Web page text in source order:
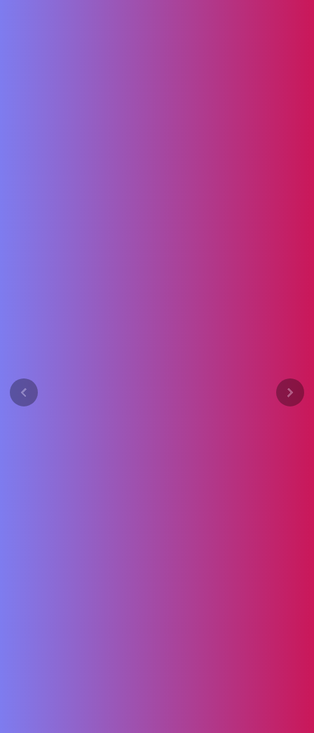
Previous Next